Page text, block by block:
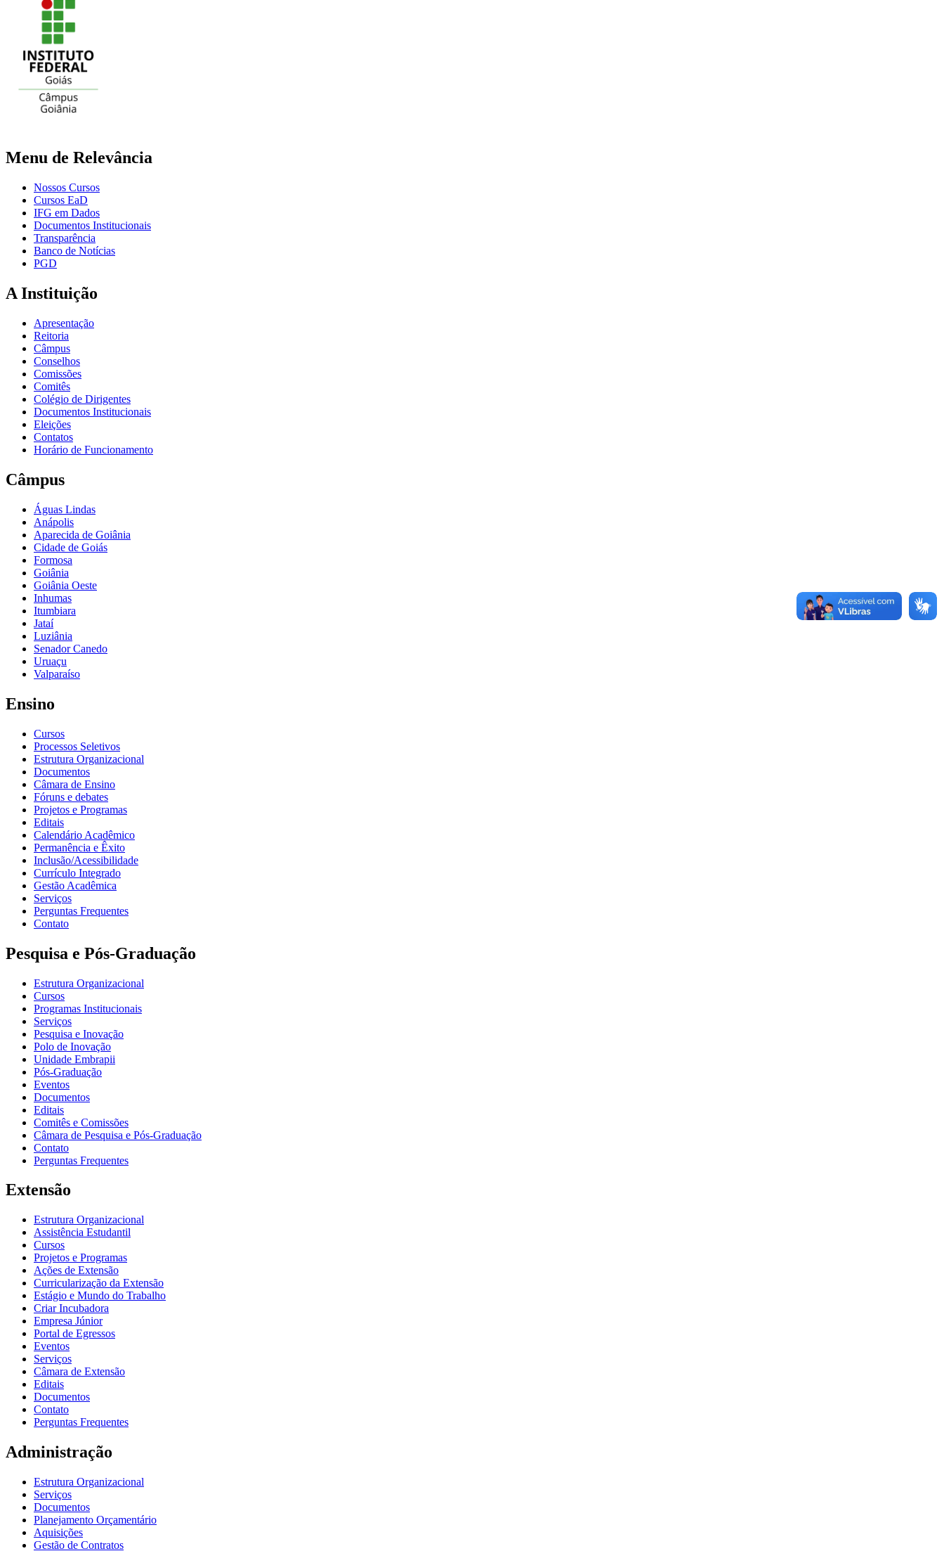
Menu de Relevância
Nossos Cursos
Cursos EaD
IFG em Dados
Documentos Institucionais
Transparência
Banco de Notícias
PGD
A Instituição
Apresentação
Reitoria
Câmpus
Conselhos
Comissões
Comitês
Colégio de Dirigentes
Documentos Institucionais
Eleições
Contatos
Horário de Funcionamento
Câmpus
Águas Lindas
Anápolis
Aparecida de Goiânia
Cidade de Goiás
Formosa
Goiânia
Goiânia Oeste
Inhumas
Itumbiara
Jataí
Luziânia
Senador Canedo
Uruaçu
Valparaíso
Ensino
Cursos
Processos Seletivos
Estrutura Organizacional
Documentos
Câmara de Ensino
Fóruns e debates
Projetos e Programas
Editais
Calendário Acadêmico
Permanência e Êxito
Inclusão/Acessibilidade
Currículo Integrado
Gestão Acadêmica
Serviços
Perguntas Frequentes
Contato
Pesquisa e Pós-Graduação
Estrutura Organizacional
Cursos
Programas Institucionais
Serviços
Pesquisa e Inovação
Polo de Inovação
Unidade Embrapii
Pós-Graduação
Eventos
Documentos
Editais
Comitês e Comissões
Câmara de Pesquisa e Pós-Graduação
Contato
Perguntas Frequentes
Extensão
Estrutura Organizacional
Assistência Estudantil
Cursos
Projetos e Programas
Ações de Extensão
Curricularização da Extensão
Estágio e Mundo do Trabalho
Criar Incubadora
Empresa Júnior
Portal de Egressos
Eventos
Serviços
Câmara de Extensão
Editais
Documentos
Contato
Perguntas Frequentes
Administração
Estrutura Organizacional
Serviços
Documentos
Planejamento Orçamentário
Aquisições
Gestão de Contratos